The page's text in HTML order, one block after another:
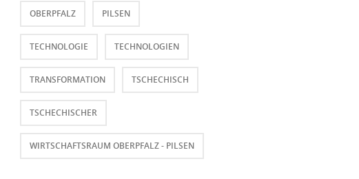
OBERPFALZ PILSEN
TECHNOLOGIE TECHNOLOGIEN
TRANSFORMATION TSCHECHISCH
TSCHECHISCHER
WIRTSCHAFTSRAUM OBERPFALZ - PILSEN